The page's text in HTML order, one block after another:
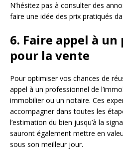
N’hésitez pas à consulter des
faire une idée des prix pratiqués
6. Faire appel à
pour la vente
Pour optimiser vos chances de
appel à un professionnel de
immobilier ou un notaire. Ces
accompagner dans toutes les
l’estimation du bien jusqu’à la
sauront également mettre en
sous son meilleur jour.